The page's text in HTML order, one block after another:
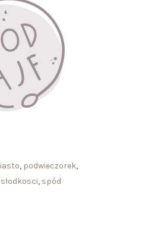
, podwieczorek,
słodkosci, spód